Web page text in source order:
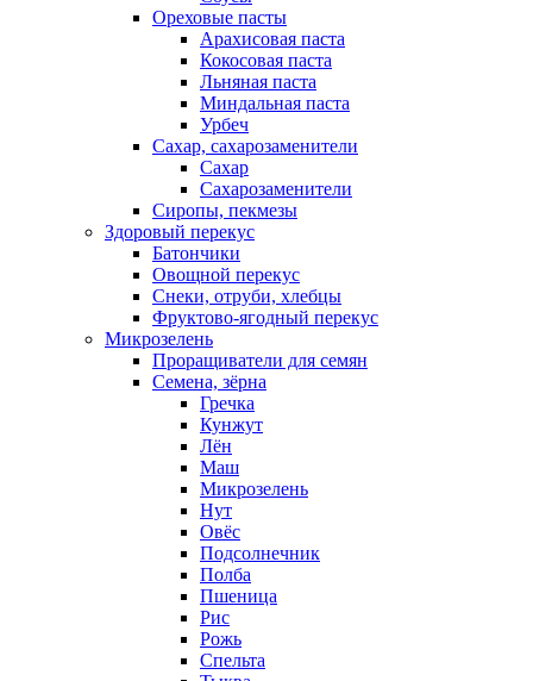
Ореховые пасты
Арахисовая паста
Кокосовая паста
Льняная паста
Миндальная паста
Урбеч
Сахар, сахарозаменители
Сахар
Сахарозаменители
Сиропы, пекмезы
Здоровый перекус
Батончики
Овощной перекус
Снеки, отруби, хлебцы
Фруктово-ягодный перекус
Микрозелень
Проращиватели для семян
Семена, зёрна
Гречка
Кунжут
Лён
Маш
Микрозелень
Нут
Овёс
Подсолнечник
Полба
Пшеница
Рис
Рожь
Спельта